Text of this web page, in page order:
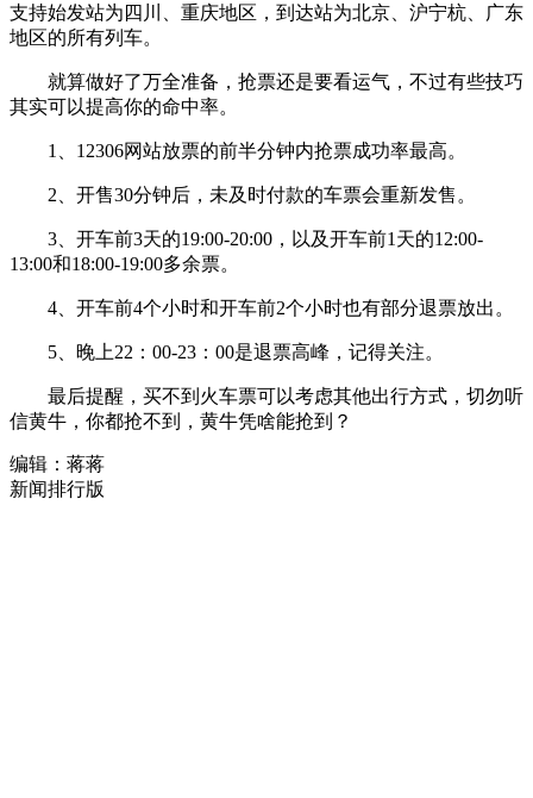
支持始发站为四川、重庆地区，到达站为北京、沪宁杭、广东
地区的所有列车。
就算做好了万全准备，抢票还是要看运气，不过有些技巧
其实可以提高你的命中率。
1、12306网站放票的前半分钟内抢票成功率最高。
2、开售30分钟后，未及时付款的车票会重新发售。
3、开车前3天的19:00-20:00，以及开车前1天的12:00-
13:00和18:00-19:00多余票。
4、开车前4个小时和开车前2个小时也有部分退票放出。
5、晚上22：00-23：00是退票高峰，记得关注。
最后提醒，买不到火车票可以考虑其他出行方式，切勿听
信黄牛，你都抢不到，黄牛凭啥能抢到？
编辑：蒋蒋
新闻排行版